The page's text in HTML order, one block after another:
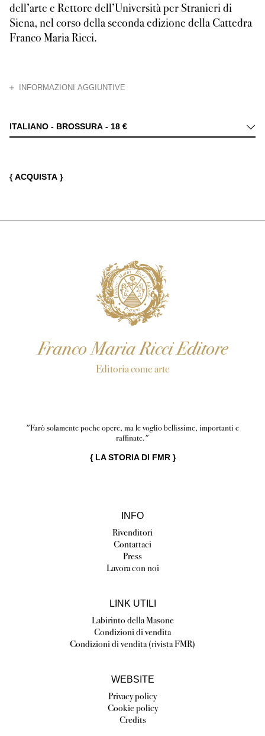
dell’arte e Rettore dell’Università per Stranieri di
Siena, nel corso della seconda edizione della Cattedra
Franco Maria Ricci.
INFORMAZIONI AGGIUNTIVE
L’identità nazionale italiana tra “paesaggio” e “sangue” Donatello,
ITALIANO - BROSSURA - 18 €
{ ACQUISTA }
Franco Maria Ricci Editore
Editoria come arte
"Farò solamente poche opere, ma le voglio bellissime, importanti e
raffinate."
{ LA STORIA DI FMR}
INFO
Rivenditori
Contattaci
Press
Lavora con noi
LINK UTILI
Labirinto della Masone
Condizioni di vendita
Condizioni di vendita (rivista FMR)
WEBSITE
Privacy policy
Cookie policy
Credits